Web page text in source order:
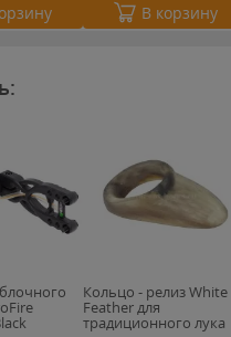
В корзину
Кольцо - релиз White
Feather для
традиционного лука